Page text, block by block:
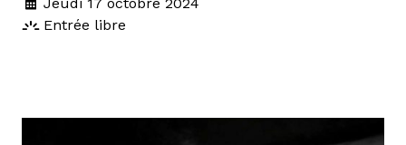
Entrée libre